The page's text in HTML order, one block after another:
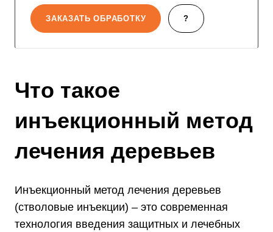
ЗАКАЗАТЬ ОБРАБОТКУ ?
Что такое
инъекционный метод
лечения деревьев
Инъекционный метод лечения деревьев
(стволовые инъекции) – это современная
технология введения защитных и лечебных